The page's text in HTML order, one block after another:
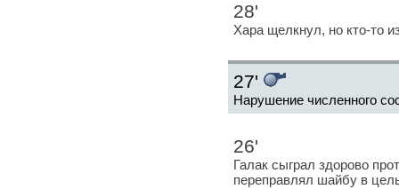
28'
Хара щелкнул, но кто-то
27'
Нарушение численного
26'
Галак сыграл здорово
переправлял шайбу в